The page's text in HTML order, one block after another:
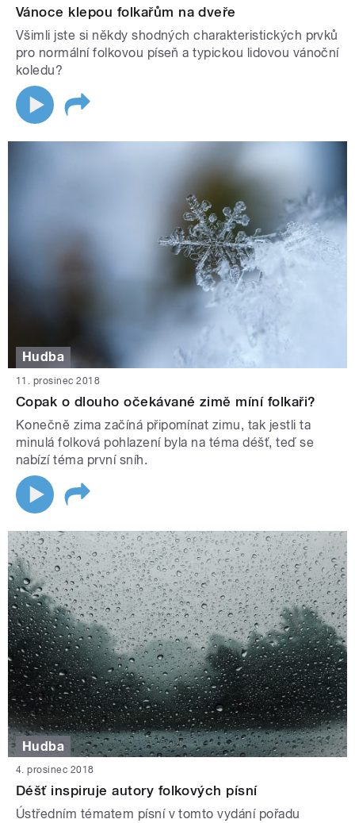
Vánoce klepou folkařům na dveře
Všimli jste si někdy shodných charakteristických prvků
pro normální folkovou píseň a typickou lidovou vánoční
koledu?
Hudba
11. prosinec 2018
Copak o dlouho očekávané zimě míní folkaři?
Konečně zima začíná připomínat zimu, tak jestli ta
minulá folková pohlazení byla na téma déšť, teď se
nabízí téma první sníh.
Hudba
4. prosinec 2018
Déšť inspiruje autory folkových písní
Ústředním tématem písní v tomto vydání pořadu